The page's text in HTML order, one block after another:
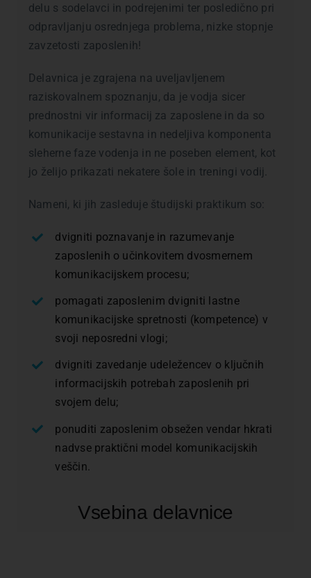
delu s sodelavci in podrejenimi ter posledično pri
odpravljanju osrednjega problema, nizke stopnje
zavzetosti zaposlenih!
Delavnica je zgrajena na uveljavljenem
raziskovalnem spoznanju, da je vodja sicer
prednostni vir informacij za zaposlene in da so
komunikacije sestavna in nedeljiva komponenta
sleherne faze vodenja in ne poseben element, kot
jo želijo prikazati nekatere šole in treningi vodij.
Nameni, ki jih zasleduje študijski praktikum so:
dvigniti poznavanje in razumevanje
zaposlenih o učinkovitem dvosmernem
komunikacijskem procesu;
pomagati zaposlenim dvigniti lastne
komunikacijske spretnosti (kompetence) v
svoji neposredni vlogi;
dvigniti zavedanje udeležencev o ključnih
informacijskih potrebah zaposlenih pri
svojem delu;
ponuditi zaposlenim obsežen vendar hkrati
nadvse praktični model komunikacijskih
veščin.
Vsebina delavnice